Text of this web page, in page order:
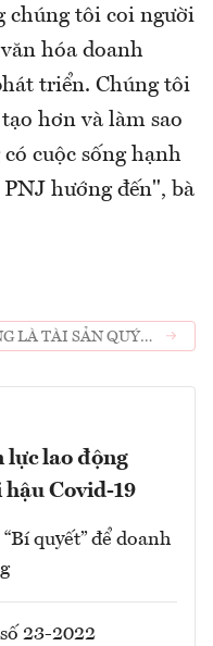
chúng tôi coi người
hóa doanh
triển. Chúng tôi
hơn và làm sao
cuộc sống hạnh
hướng đến", bà
LÀ TÀI SẢN QUÝ
lực lao động
Covid-19
quyết” để doanh
23-2022